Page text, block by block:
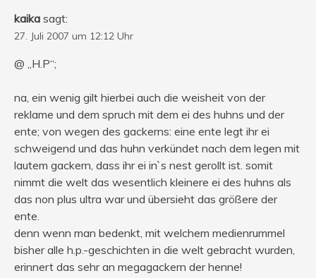
kaika sagt:
27. Juli 2007 um 12:12 Uhr
@ „H.P“;
na, ein wenig gilt hierbei auch die weisheit von der
reklame und dem spruch mit dem ei des huhns und der
ente; von wegen des gackerns: eine ente legt ihr ei
schweigend und das huhn verkündet nach dem legen mit
lautem gackern, dass ihr ei in`s nest gerollt ist. somit
nimmt die welt das wesentlich kleinere ei des huhns als
das non plus ultra war und übersieht das größere der
ente.
denn wenn man bedenkt, mit welchem medienrummel
bisher alle h.p.-geschichten in die welt gebracht wurden,
erinnert das sehr an megagackern der henne!